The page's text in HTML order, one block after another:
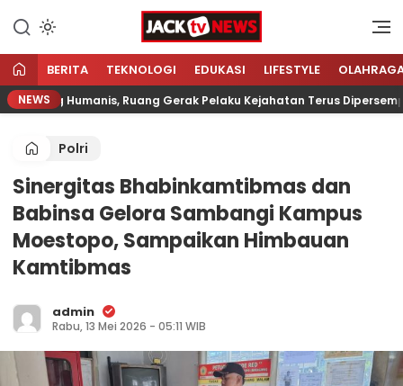
konten
Jacktvnews.com
Sumber Referensi Terpercaya
BERITA TEKNOLOGI EDUKASI LIFESTYLE
NEWSHumanis, Ruang Gerak Pelaku Kejahatan Terus Dipersempit
Polri
Sinergitas Bhabinkamtibmas dan
Babinsa Gelora Sambangi Kampus
Moestopo, Sampaikan Himbauan
Kamtibmas
admin
Rabu, 13 Mei 2026 - 05:11 WIB